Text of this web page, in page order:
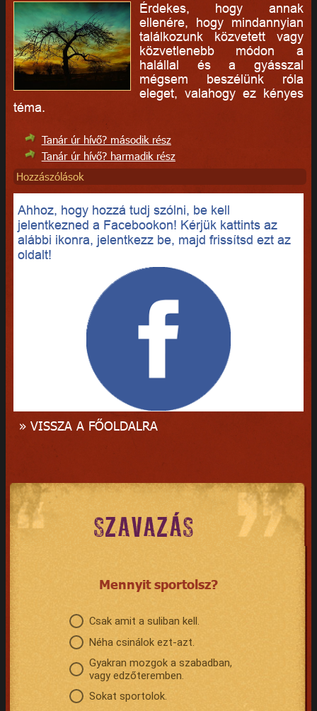
Érdekes, hogy annak
ellenére, hogy mindannyian
találkozunk közvetett vagy
közvetlenebb módon a
halállal és a gyásszal
mégsem beszélünk róla
eleget, valahogy ez kényes
téma.
Tanár úr hívő? második rész
Tanár úr hívő? harmadik rész
Hozzászólások
Ahhoz, hogy hozzá tudj szólni, be kell
jelentkezned a Facebookon! Kérjük kattints az
alábbi ikonra, jelentkezz be, majd frissítsd ezt az
oldalt!
» VISSZA A FŐOLDALRA
SZAVAZÁS
Mennyit sportolsz?
Csak amit a suliban kell.
Néha csinálok ezt-azt.
Gyakran mozgok a szabadban,
vagy edzőteremben.
Sokat sportolok.